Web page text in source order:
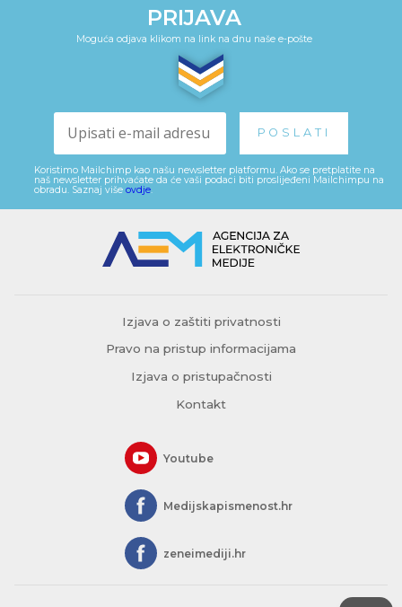
PRIJAVA
Moguća odjava klikom na link na dnu naše e-pošte
Koristimo Mailchimp kao našu newsletter platformu. Ako se pretplatite na
naš newsletter prihvaćate da će vaši podaci biti proslijeđeni Mailchimpu na
obradu. Saznaj više ovdje.
Izjava o zaštiti privatnosti
Pravo na pristup informacijama
Izjava o pristupačnosti
Kontakt
Youtube
Medijskapismenost.hr
zeneimediji.hr